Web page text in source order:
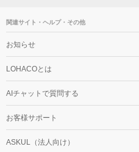
関連サイト・ヘルプ・その他
お知らせ
LOHACOとは
AIチャットで質問する
お客様サポート
ASKUL（法人向け）